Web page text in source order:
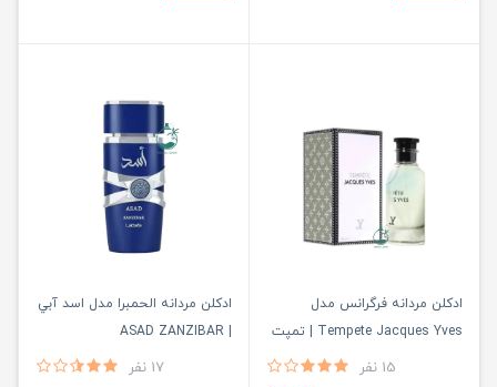
ادكلن مردانه فرگرانس مدل
Tempete Jacques Yves | تمپت
15 نفر
ادكلن مردانه الحمبرا مدل اسد آبي
| ASAD ZANZIBAR
17 نفر